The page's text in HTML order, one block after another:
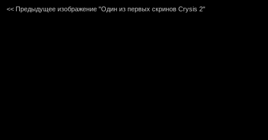
<< Предыдущее изображение "Один из первых скринов Crysis 2"